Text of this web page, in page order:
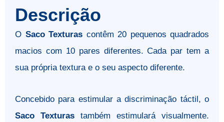
Descrição
O Saco Texturas contêm 20 pequenos quadrados
macios com 10 pares diferentes. Cada par tem a
sua própria textura e o seu aspecto diferente.
Concebido para estimular a discriminação táctil, o
Saco Texturas também estimulará visualmente.